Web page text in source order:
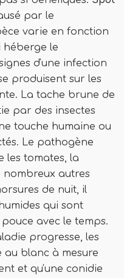
par le
varie en fonction
le
d'une infection
produisent sur les
La tache brune de
par des insectes
touche humaine ou
Le pathogène
les tomates, la
nombreux autres
de nuit, il
qui sont
avec le temps.
progresse, les
blanc à mesure
et qu'une conidie